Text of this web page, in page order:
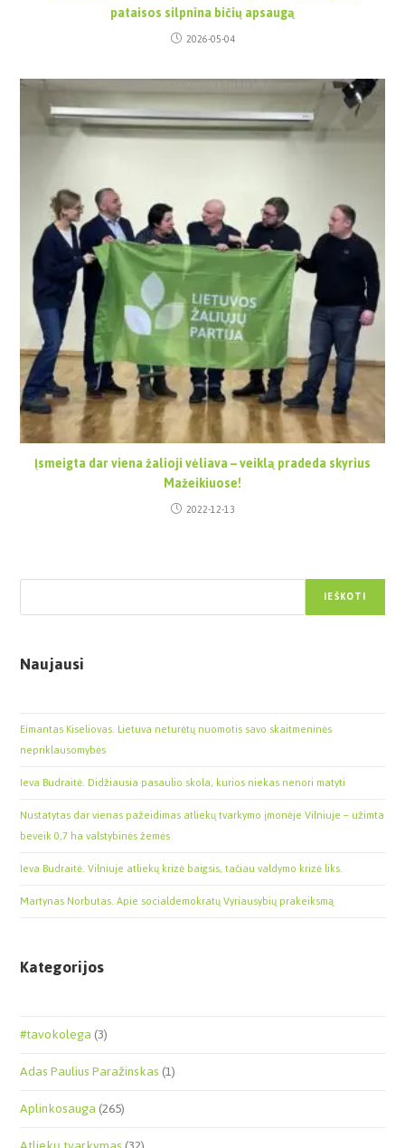
pataisos silpnina bičių apsaugą
2026-05-04
Įsmeigta dar viena žalioji vėliava – veiklą pradeda skyrius
Mažeikiuose!
2022-12-13
IEŠKOTI
Naujausi
Eimantas Kiseliovas. Lietuva neturėtų nuomotis savo skaitmeninės
nepriklausomybės
Ieva Budraitė. Didžiausia pasaulio skola, kurios niekas nenori matyti
Nustatytas dar vienas pažeidimas atliekų tvarkymo įmonėje Vilniuje – užimta
beveik 0,7 ha valstybinės žemės
Ieva Budraitė. Vilniuje atliekų krizė baigsis, tačiau valdymo krizė liks.
Martynas Norbutas. Apie socialdemokratų Vyriausybių prakeiksmą
Kategorijos
#tavokolega(3)
Adas Paulius Paražinskas(1)
Aplinkosauga(265)